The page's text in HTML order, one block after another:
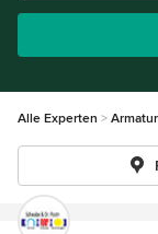
Alle Experten